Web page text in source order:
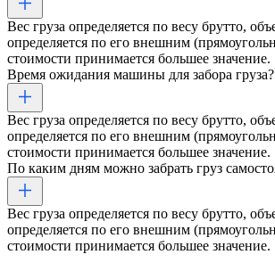
Вес груза определяется по весу брутто,
определяется по его внешним
стоимости принимается большее значение.
Время ожидания машины для забора груза?
Вес груза определяется по весу брутто,
определяется по его внешним
стоимости принимается большее значение.
По каким дням можно забрать груз
Вес груза определяется по весу брутто,
определяется по его внешним
стоимости принимается большее значение.